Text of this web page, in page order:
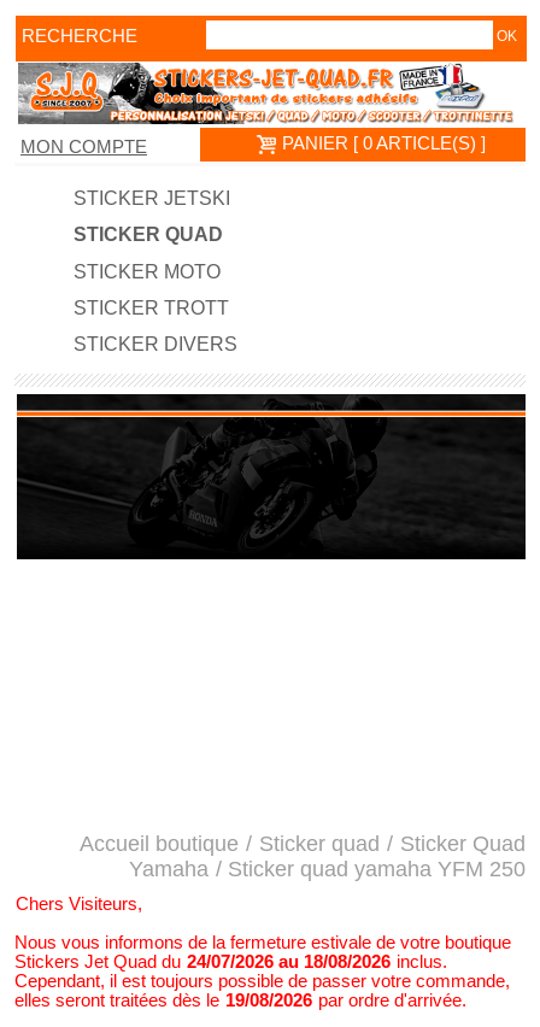
RECHERCHE
PANIER [ 0 ARTICLE(S) ]
MON COMPTE
STICKER JETSKI
STICKER QUAD
STICKER MOTO
STICKER TROTT
STICKER DIVERS
Accueil boutique / Sticker quad / Sticker Quad
Yamaha / Sticker quad yamaha YFM 250
Chers Visiteurs,
Nous vous informons de la fermeture estivale de votre boutique
Stickers Jet Quad du 24/07/2026 au 18/08/2026 inclus.
Cependant, il est toujours possible de passer votre commande,
elles seront traitées dès le 19/08/2026 par ordre d'arrivée.